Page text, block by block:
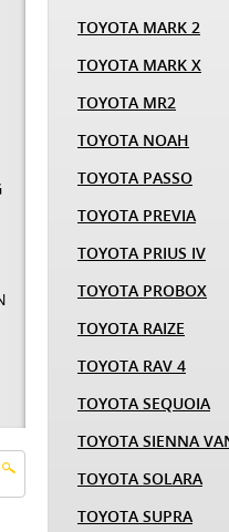
TOYOTA MARK 2
TOYOTA MARK X
TOYOTA MR2
TOYOTA NOAH
TOYOTA PASSO
TOYOTA PREVIA
TOYOTA PRIUS IV
TOYOTA PROBOX
TOYOTA RAIZE
TOYOTA RAV 4
TOYOTA SEQUOIA
TOYOTA SIENNA
TOYOTA SOLARA
TOYOTA SUPRA